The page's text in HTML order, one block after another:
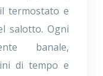
termostato e
salotto. Ogni
banale,
di tempo e